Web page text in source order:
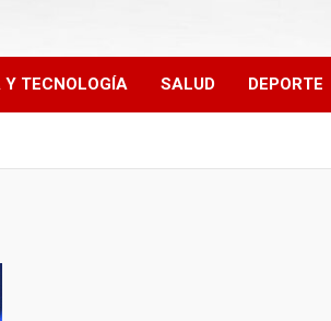
Y TECNOLOGÍA SALUD DEPORTE